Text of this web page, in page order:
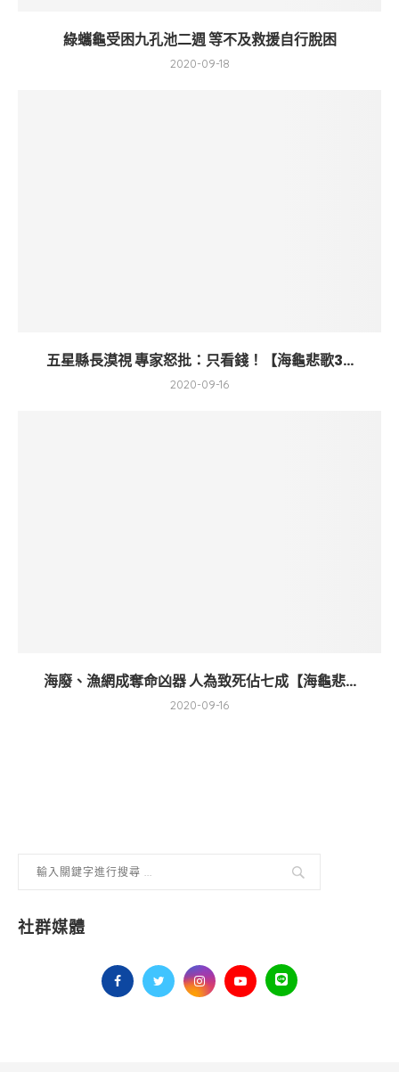
綠蠵龜受困九孔池二週 等不及救援自行脫困
2020-09-18
五星縣長漠視 專家怒批：只看錢！【海龜悲歌3...
2020-09-16
海廢、漁網成奪命凶器 人為致死佔七成【海龜悲...
2020-09-16
社群媒體